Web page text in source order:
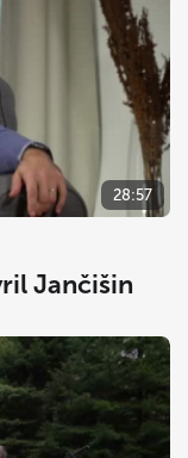
28:57
Jančišin